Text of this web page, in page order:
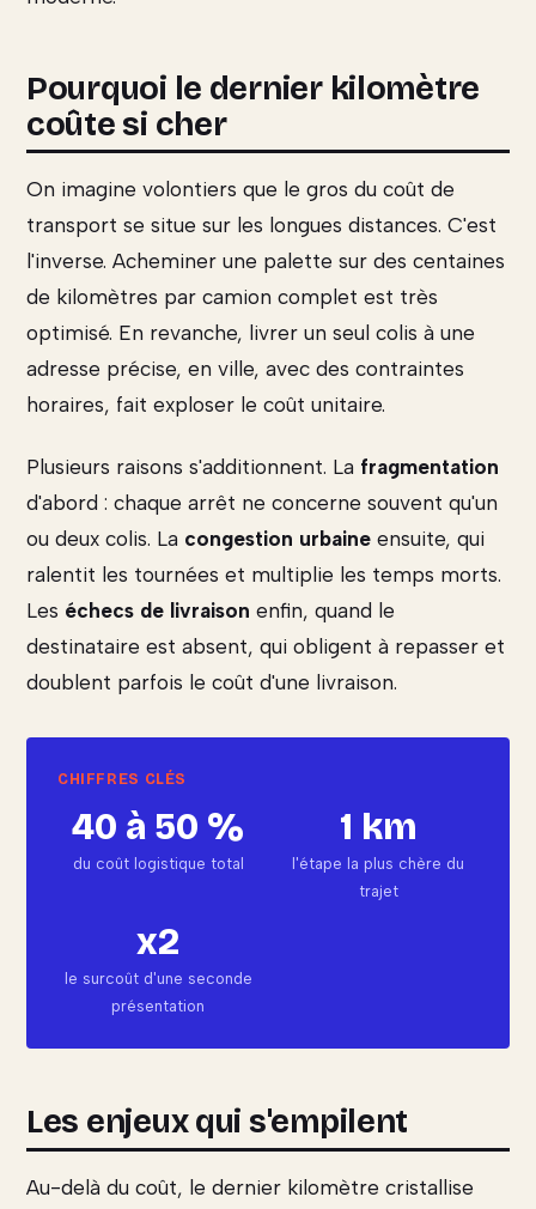
Pourquoi le dernier kilomètre
coûte si cher
On imagine volontiers que le gros du coût de
transport se situe sur les longues distances. C'est
l'inverse. Acheminer une palette sur des centaines
de kilomètres par camion complet est très
optimisé. En revanche, livrer un seul colis à une
adresse précise, en ville, avec des contraintes
horaires, fait exploser le coût unitaire.
Plusieurs raisons s'additionnent. La fragmentation
d'abord : chaque arrêt ne concerne souvent qu'un
ou deux colis. La congestion urbaine ensuite, qui
ralentit les tournées et multiplie les temps morts.
Les échecs de livraison enfin, quand le
destinataire est absent, qui obligent à repasser et
doublent parfois le coût d'une livraison.
40 à 50 %
du coût logistique total
1 km
l'étape la plus chère du
trajet
x2
le surcoût d'une seconde
présentation
Les enjeux qui s'empilent
Au-delà du coût, le dernier kilomètre cristallise